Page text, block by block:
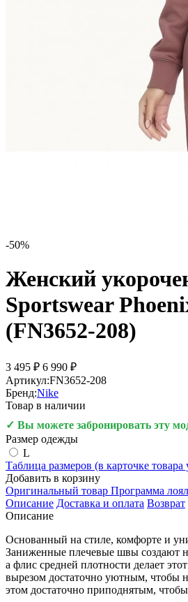
-50%
Женский
Sportswear
(FN3652-208)
3 495 ₽ 6 990 ₽
Артикул:FN3652-208
Бренд:Nike
Товар в наличии
✓ Вы можете забронировать эту
Размер одежды
L
Таблица размеров (в карточке товара
Добавить в корзину
Оригинальный товар Программа
Описание Доставка и оплата Возврат
Описание
Основанный на стиле, комфорте и
Заниженные плечевые швы создают
а флис средней плотности делает
вырезом достаточно уютным, чтобы
этом достаточно приподнятым,